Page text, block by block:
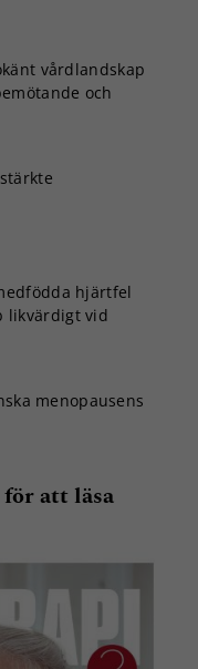
vårdlandskap
och
hjärtfel
likvärdigt vid
menopausens
att läsa